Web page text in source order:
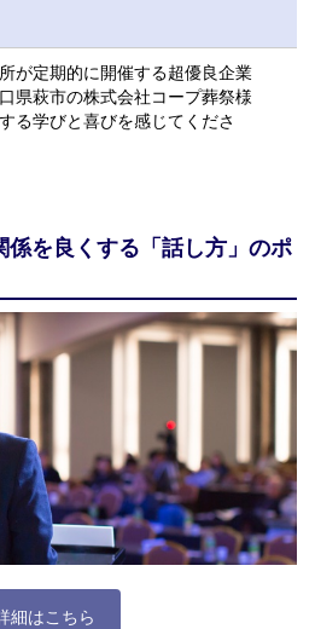
が定期的に開催する超優良企業
県萩市の株式会社コープ葬祭様
る学びと喜びを感じてくださ
係を良くする「話し方」のポ
細はこちら